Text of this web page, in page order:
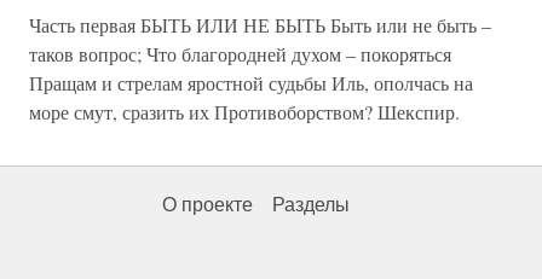
Часть первая БЫТЬ ИЛИ НЕ БЫТЬ Быть или не быть –
таков вопрос; Что благородней духом – покоряться
Пращам и стрелам яростной судьбы Иль, ополчась на
море смут, сразить их Противоборством? Шекспир.
О проекте Разделы